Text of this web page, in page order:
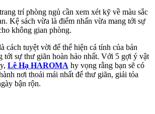
trí phòng ngủ cần xem xét kỹ về màu sắc
Kệ sách vừa là điểm nhấn vừa mang tới sự
không gian phòng.
cách tuyệt vời để thể hiện cá tính của bản
tới sự thư giãn hoàn hảo nhất. Với 5 gợi ý vật
Lê Hạ HAROMA hy vọng rằng bạn sẽ có
nơi thoải mái nhất để thư giãn, giải tỏa
bận rộn.